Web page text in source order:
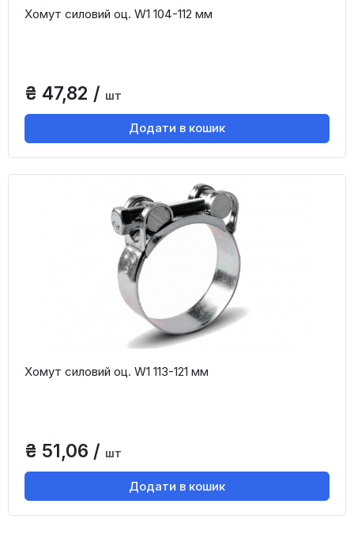
Хомут силовий оц. W1 104-112 мм
₴ 47,82 / шт
Додати в кошик
Хомут силовий оц. W1 113-121 мм
₴ 51,06 / шт
Додати в кошик